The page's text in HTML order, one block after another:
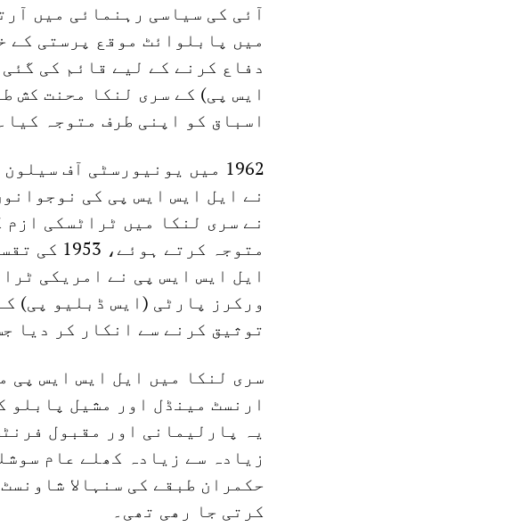
میں پابلوائٹ موقع پرستی کے
دفاع کرنے کے لیے قائم کی
ایس پی) کے سری لنکا محنت کش
اسباق کو اپنی طرف متوجہ کیا۔
1962 میں یونیورسٹی آف
نے ایل ایس ایس پی کی
نے سری لنکا میں ٹراٹسکی
متوجہ
ایل ایس ایس پی نے امریکی
ورکرز پارٹی (ایس ڈبلیو پی)
توثیق کرنے سے انکار کر دیا
سری لنکا میں ایل ایس ایس پی
ارنسٹ مینڈل اور مشیل پابلو
یہ پارلیمانی اور مقبول
زیادہ سے زیادہ کھلے عام
حکمران طبقے کی سنہالا
کرتی جا رھی تھی۔